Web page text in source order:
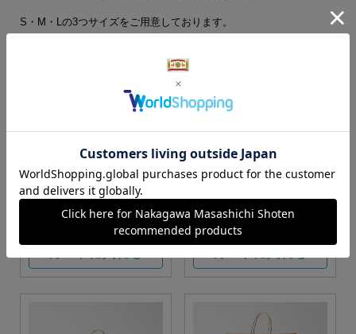
S・M・Lの3つサイズをご用意しております。
S・M・Lサイズより当店に
Sサイズ